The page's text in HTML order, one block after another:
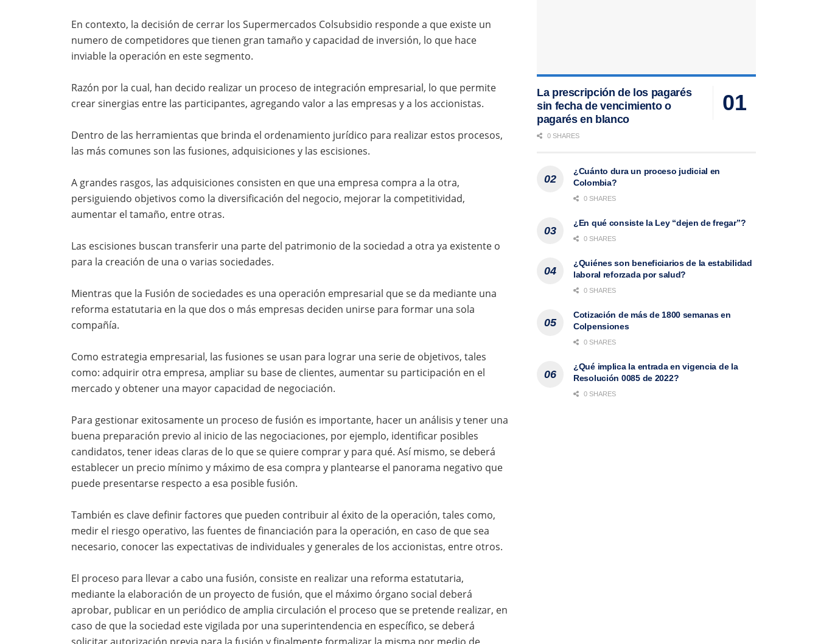
En contexto, la decisión de cerrar los Supermercados Colsubsidio responde a que existe un
numero de competidores que tienen gran tamaño y capacidad de inversión, lo que hace
inviable la operación en este segmento.
Razón por la cual, han decido realizar un proceso de integración empresarial, lo que permite
crear sinergias entre las participantes, agregando valor a las empresas y a los accionistas.
Dentro de las herramientas que brinda el ordenamiento jurídico para realizar estos procesos,
las más comunes son las fusiones, adquisiciones y las escisiones.
A grandes rasgos, las adquisiciones consisten en que una empresa compra a la otra,
persiguiendo objetivos como la diversificación del negocio, mejorar la competitividad,
aumentar el tamaño, entre otras.
Las escisiones buscan transferir una parte del patrimonio de la sociedad a otra ya existente o
para la creación de una o varias sociedades.
Mientras que la Fusión de sociedades es una operación empresarial que se da mediante una
reforma estatutaria en la que dos o más empresas deciden unirse para formar una sola
compañía.
Como estrategia empresarial, las fusiones se usan para lograr una serie de objetivos, tales
como: adquirir otra empresa, ampliar su base de clientes, aumentar su participación en el
mercado y obtener una mayor capacidad de negociación.
Para gestionar exitosamente un proceso de fusión es importante, hacer un análisis y tener una
buena preparación previo al inicio de las negociaciones, por ejemplo, identificar posibles
candidatos, tener ideas claras de lo que se quiere comprar y para qué. Así mismo, se deberá
establecer un precio mínimo y máximo de esa compra y plantearse el panorama negativo que
puede presentarse respecto a esa posible fusión.
También es clave definir factores que pueden contribuir al éxito de la operación, tales como,
medir el riesgo operativo, las fuentes de financiación para la operación, en caso de que sea
necesario, conocer las expectativas de individuales y generales de los accionistas, entre otros.
El proceso para llevar a cabo una fusión, consiste en realizar una reforma estatutaria,
mediante la elaboración de un proyecto de fusión, que el máximo órgano social deberá
aprobar, publicar en un periódico de amplia circulación el proceso que se pretende realizar, en
caso de que la sociedad este vigilada por una superintendencia en específico, se deberá
solicitar autorización previa para la fusión y finalmente formalizar la misma por medio de
La prescripción de los pagarés
sin fecha de vencimiento o
pagarés en blanco
0 SHARES
¿Cuánto dura un proceso judicial en
Colombia?
0 SHARES
¿En qué consiste la Ley “dejen de fregar”?
0 SHARES
¿Quiénes son beneficiarios de la estabilidad
laboral reforzada por salud?
0 SHARES
Cotización de más de 1800 semanas en
Colpensiones
0 SHARES
¿Qué implica la entrada en vigencia de la
Resolución 0085 de 2022?
0 SHARES